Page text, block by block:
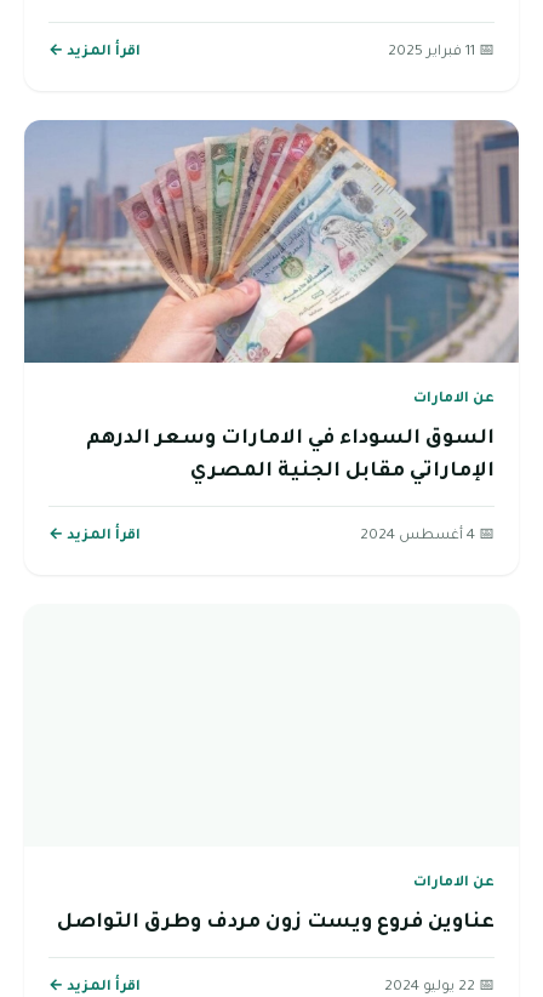
📅 11 فبراير 2025 اقرأ المزيد ←
عن الامارات
السوق السوداء في الامارات وسعر الدرهم
الإماراتي مقابل الجنية المصري
📅 4 أغسطس 2024 اقرأ المزيد ←
عن الامارات
عناوين فروع ويست زون مردف وطرق التواصل
📅 22 يوليو 2024 اقرأ المزيد ←